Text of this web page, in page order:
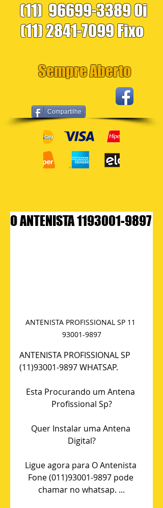
Compartilhe
(11) 96699-3389Oi
(11) 2841-7099Fixo
Sempre Aberto
O ANTENISTA 1193001-9897
ANTENISTA PROFISSIONAL SP 11
93001-9897
ANTENISTA PROFISSIONAL SP
(11)93001-9897 WHATSAP.
Esta Procurando um Antena
Profissional Sp?
Quer Instalar uma Antena
Digital?
Ligue agora para O Antenista
Fone (011)93001-9897 pode
chamar no whatsap. ...